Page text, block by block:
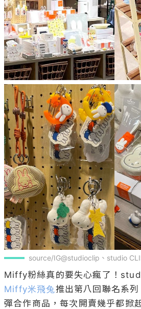
source/IG@studioclip、studio
Miffy粉絲真的要失心瘋了！
Miffy米飛兔推出第八回聯名系
彈合作商品，每次開賣幾乎都掀